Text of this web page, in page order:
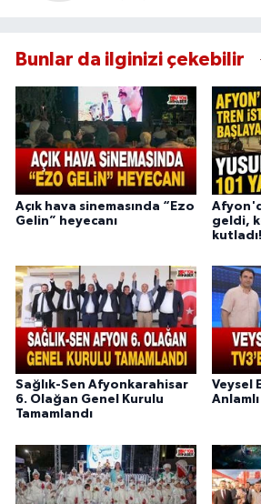
Bunlar da ilginizi çekebilir
Açık hava sinemasında “Ezo
Gelin” heyecanı
geldi,
Sağlık-Sen Afyonkarahisar
6. Olağan Genel Kurulu
Tamamlandı
Veysel